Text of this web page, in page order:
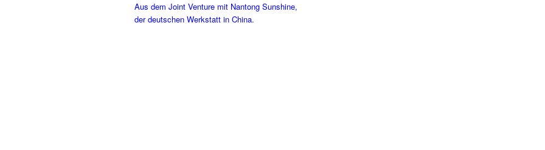
Aus dem Joint Venture mit Nantong Sunshine,
der deutschen Werkstatt in China.